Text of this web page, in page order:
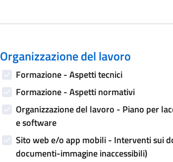
Organizzazione del lavoro
Formazione - Aspetti tecnici
Formazione - Aspetti normativi
Organizzazione del lavoro - Piano per
e software
Sito web e/o app mobili - Interventi sui
documenti-immagine inaccessibili)